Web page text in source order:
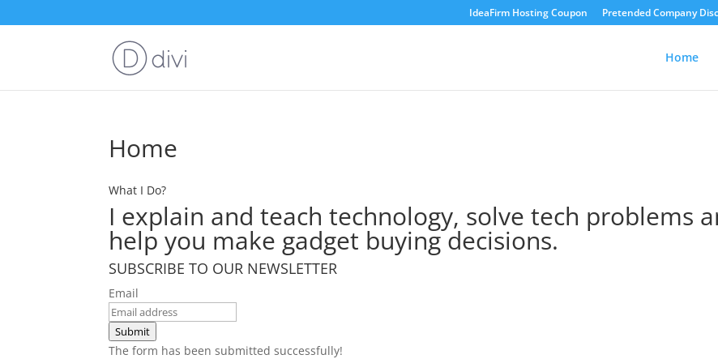
IdeaFirm Hosting Coupon Pretended Company
Home
Home
What I Do?
I explain and teach tech­nol­o­gy, solve tech prob­lems
help you make gad­get buy­ing decisions.
SUBSCRIBE TO OUR NEWSLETTER
Email
Submit
The form has been submitted successfully!